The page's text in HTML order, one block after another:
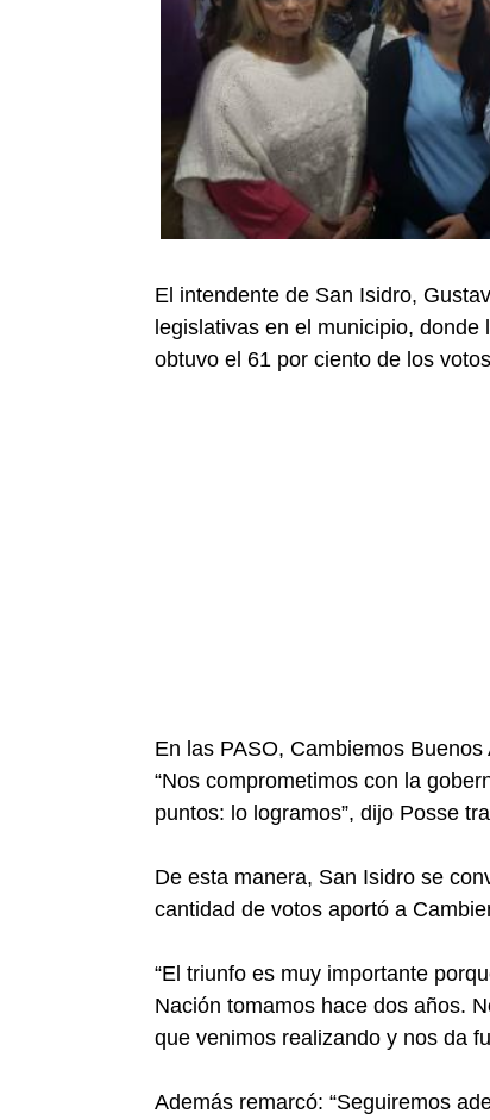
El intendente de San Isidro,
legislativas en el municipio,
obtuvo el 61 por ciento de los
En las PASO, Cambiemos
“Nos comprometimos con la
puntos: lo logramos”, dijo Posse
De esta manera, San Isidro se
cantidad de votos aportó a
“El triunfo es muy importante
Nación tomamos hace dos años.
que venimos realizando y nos da
Además remarcó: “Seguiremos